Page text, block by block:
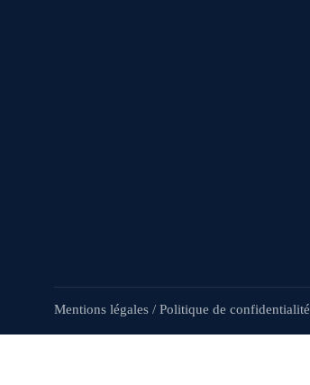
Mentions légales / Politique de confidentialité